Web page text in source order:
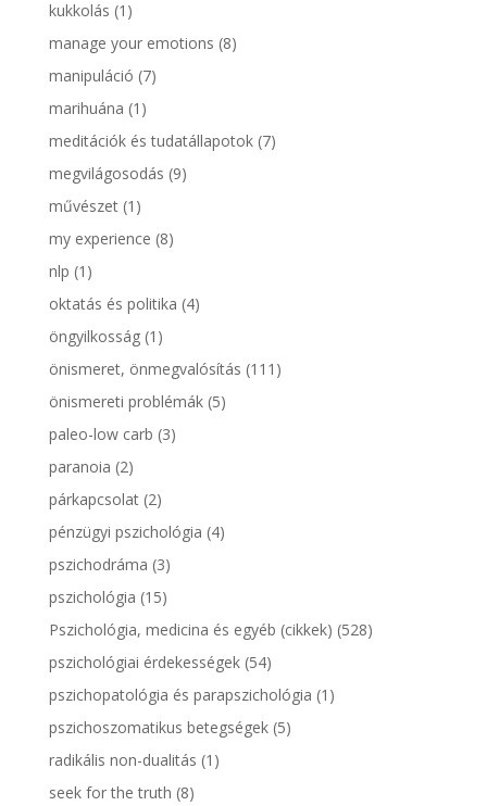
kukkolás (1)
manage your emotions (8)
manipuláció (7)
marihuána (1)
meditációk és tudatállapotok(7)
megvilágosodás (9)
művészet(1)
my experience (8)
nlp (1)
oktatás és politika (4)
öngyilkosság(1)
önismeret, önmegvalósítás (111)
önismereti problémák(5)
paleo-low carb (3)
paranoia (2)
párkapcsolat(2)
pénzügyi pszichológia (4)
pszichodráma (3)
pszichológia (15)
Pszichológia, medicina és egyéb (cikkek) (528)
pszichológiai érdekességek(54)
pszichopatológia és parapszichológia (1)
pszichoszomatikus betegségek(5)
radikális non-dualitás (1)
seek for the truth (8)